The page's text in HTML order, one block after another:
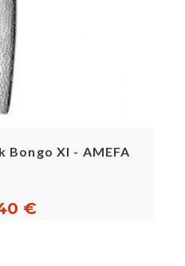
Bongo Xl - AMEFA
€